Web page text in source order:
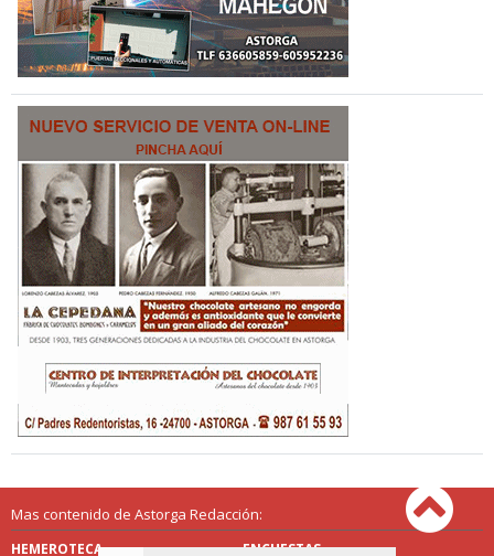
Mas contenido de Astorga Redacción:
HEMEROTECA ENCUESTAS